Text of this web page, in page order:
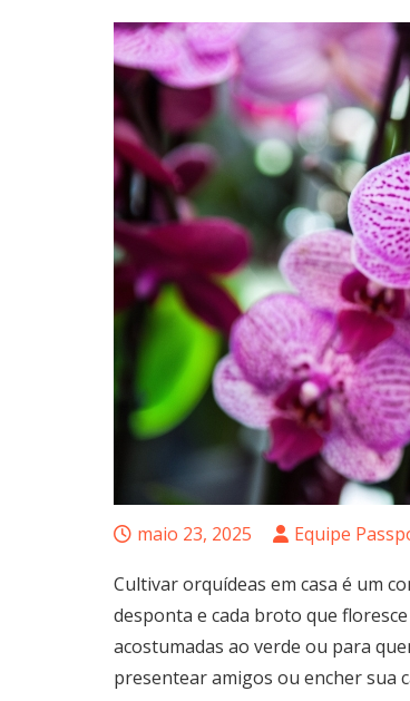
maio 23, 2025 Equipe
Cultivar orquídeas em casa é um
desponta e cada broto que
acostumadas ao verde ou para
presentear amigos ou encher sua